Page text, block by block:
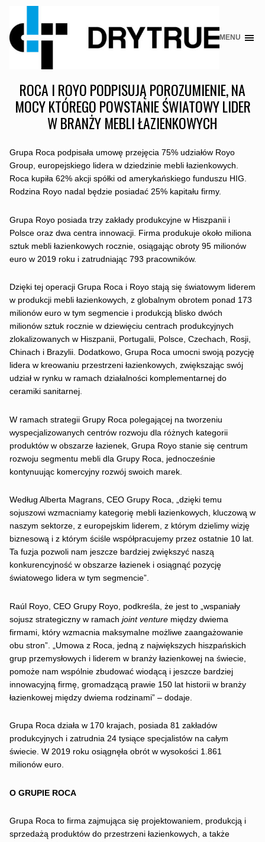
Skip
MENU
ROCA I ROYO PODPISUJĄ POROZUMIENIE, NA
MOCY KTÓREGO POWSTANIE ŚWIATOWY LIDER
W BRANŻY MEBLI ŁAZIENKOWYCH
Grupa Roca podpisała umowę przejęcia 75% udziałów Royo
Group, europejskiego lidera w dziedzinie mebli łazienkowych.
Roca kupiła 62% akcji spółki od amerykańskiego funduszu HIG.
Rodzina Royo nadal będzie posiadać 25% kapitału firmy.
Grupa Royo posiada trzy zakłady produkcyjne w Hiszpanii i
Polsce oraz dwa centra innowacji. Firma produkuje około miliona
sztuk mebli łazienkowych rocznie, osiągając obroty 95 milionów
euro w 2019 roku i zatrudniając 793 pracowników.
Dzięki tej operacji Grupa Roca i Royo stają się światowym liderem
w produkcji mebli łazienkowych, z globalnym obrotem ponad 173
milionów euro w tym segmencie i produkcją blisko dwóch
milionów sztuk rocznie w dziewięciu centrach produkcyjnych
zlokalizowanych w Hiszpanii, Portugalii, Polsce, Czechach, Rosji,
Chinach i Brazylii. Dodatkowo, Grupa Roca umocni swoją pozycję
lidera w kreowaniu przestrzeni łazienkowych, zwiększając swój
udział w rynku w ramach działalności komplementarnej do
ceramiki sanitarnej.
W ramach strategii Grupy Roca polegającej na tworzeniu
wyspecjalizowanych centrów rozwoju dla różnych kategorii
produktów w obszarze łazienek, Grupa Royo stanie się centrum
rozwoju segmentu mebli dla Grupy Roca, jednocześnie
kontynuując komercyjny rozwój swoich marek.
Według Alberta Magrans, CEO Grupy Roca, „dzięki temu
sojuszowi wzmacniamy kategorię mebli łazienkowych, kluczową w
naszym sektorze, z europejskim liderem, z którym dzielimy wizję
biznesową i z którym ściśle współpracujemy przez ostatnie 10 lat.
Ta fuzja pozwoli nam jeszcze bardziej zwiększyć naszą
konkurencyjność w obszarze łazienek i osiągnąć pozycję
światowego lidera w tym segmencie”.
Raúl Royo, CEO Grupy Royo, podkreśla, że jest to „wspaniały
sojusz strategiczny w ramach joint venture między dwiema
firmami, który wzmacnia maksymalne możliwe zaangażowanie
obu stron”. „Umowa z Roca, jedną z największych hiszpańskich
grup przemysłowych i liderem w branży łazienkowej na świecie,
pomoże nam wspólnie zbudować wiodącą i jeszcze bardziej
innowacyjną firmę, gromadzącą prawie 150 lat historii w branży
łazienkowej między dwiema rodzinami” – dodaje.
Grupa Roca działa w 170 krajach, posiada 81 zakładów
produkcyjnych i zatrudnia 24 tysiące specjalistów na całym
świecie. W 2019 roku osiągnęła obrót w wysokości 1.861
milionów euro.
O GRUPIE ROCA
Grupa Roca to firma zajmująca się projektowaniem, produkcją i
sprzedażą produktów do przestrzeni łazienkowych, a także